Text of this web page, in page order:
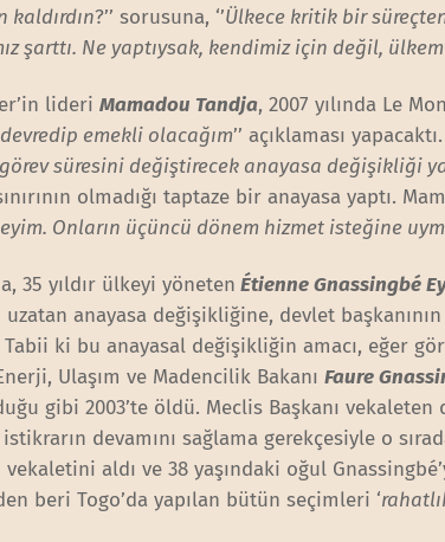
kaldırdın?’’ sorusuna, ‘’Ülkece kritik bir
şarttı. Ne yaptıysak, kendimiz için değil,
lideriMamadou Tandja, 2007 yılında Le
emekli olacağım’’ açıklaması
süresini değiştirecek anayasa değişikliği
olmadığı taptaze bir anayasa yaptı.
Onların üçüncü dönem hizmet isteğine
35 yıldır ülkeyi yöneten Étienne Gnassingbé
anayasa değişikliğine, devlet başkanının
ki bu anayasal değişikliğin amacı, eğer
Ulaşım ve Madencilik BakanıFaure
gibi 2003’te öldü. Meclis Başkanı vekaleten
devamını sağlama gerekçesiyle o
vekaletini aldı ve 38 yaşındaki oğul
beri Togo’da yapılan bütün seçimleri ‘